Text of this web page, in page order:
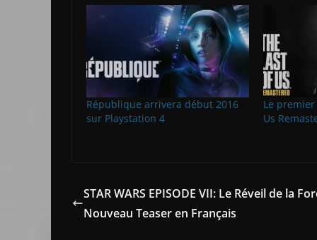
République arrivera début 2016
sur Playstation 4
Le
Us
STAR WARS EPISODE VII: Le Réveil de la
Nouveau Teaser en Français